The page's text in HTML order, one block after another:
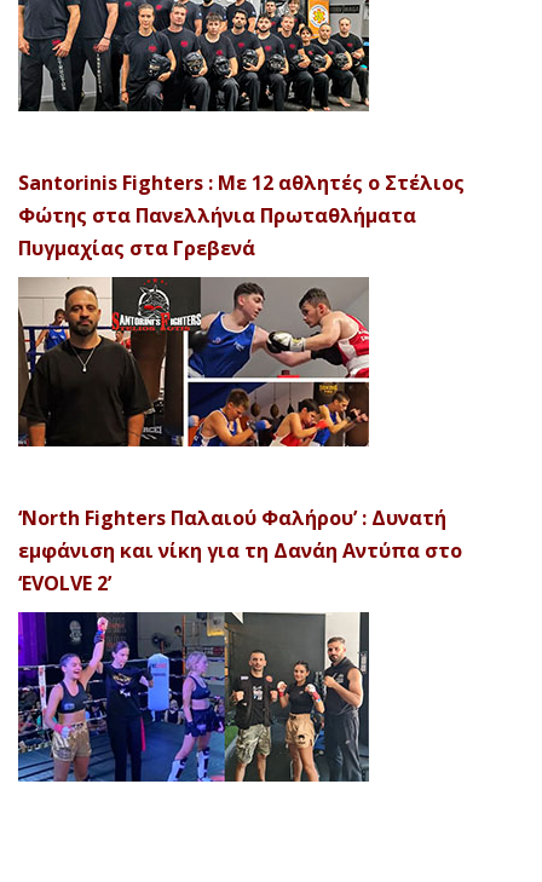
Santorinis Fighters : Με 12 αθλητές ο Στέλιος
Φώτης στα Πανελλήνια Πρωταθλήματα
Πυγμαχίας στα Γρεβενά
‘North Fighters Παλαιού Φαλήρου’ : Δυνατή
εμφάνιση και νίκη για τη Δανάη Αντύπα στο
‘EVOLVE 2’